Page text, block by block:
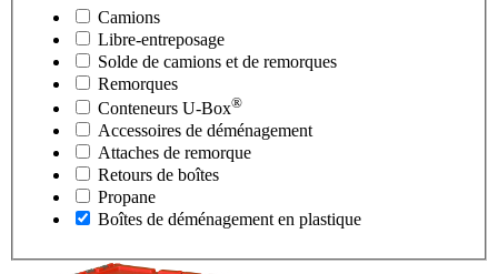
Camions
Libre-entreposage
Solde de camions et de remorques
Remorques
Conteneurs U-Box®
Accessoires de déménagement
Attaches de remorque
Retours de boîtes
Propane
Boîtes de déménagement en plastique